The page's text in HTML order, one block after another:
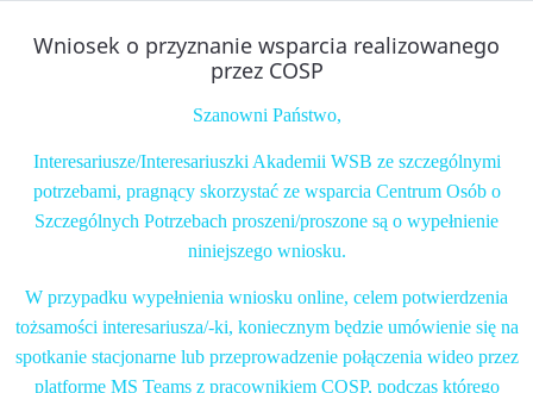
Wniosek o przyznanie wsparcia realizowanego
przez COSP
Szanowni Państwo,
Interesariusze/Interesariuszki Akademii WSB ze szczególnymi
potrzebami, pragnący skorzystać ze wsparcia Centrum Osób o
Szczególnych Potrzebach proszeni/proszone są o wypełnienie
niniejszego wniosku.
W przypadku wypełnienia wniosku online, celem potwierdzenia
tożsamości interesariusza/-ki, koniecznym będzie umówienie się na
spotkanie stacjonarne lub przeprowadzenie połączenia wideo przez
platformę MS Teams z pracownikiem COSP, podczas którego